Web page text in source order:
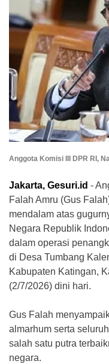
Anggota Komisi III DPR RI,
‎Jakarta, Gesuri.id -
Falah Amru (Gus
mendalam atas
Negara Republik
dalam operasi
di Desa Tumbang
Kabupaten Katingan,
(2/7/2026) dini hari.
‎Gus Falah
almarhum serta
salah satu putra
negara.